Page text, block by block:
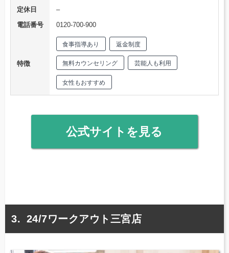
定休日
–
電話番号
0120-700-900
特徴
食事指導あり 返金制度
無料カウンセリング 芸能人も利用
女性もおすすめ
公式サイトを見る
24/7ワークアウト三宮店